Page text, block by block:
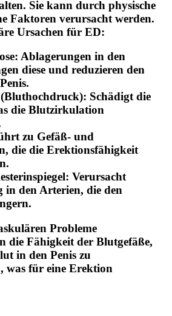
Sie kann durch physische
Faktoren verursacht werden.
Ursachen für ED:
Ablagerungen in den
diese und reduzieren den
Schädigt die
die Blutzirkulation
zu Gefäß- und
die die Erektionsfähigkeit
Verursacht
in den Arterien, die den
Probleme
die Fähigkeit der Blutgefäße,
in den Penis zu
was für eine Erektion